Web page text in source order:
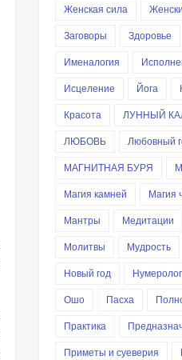
Женская сила
Заговоры
Здоровье
Именалогия
Исцеление
Йога
Красота
ЛУННЫЙ
ЛЮБОВЬ
Любовный
МАГНИТНАЯ БУРЯ
Магия камней
Магия
Мантры
Медитации
Молитвы
Мудрость
Новый год
Ошо
Пасха
Практика
Приметы и суеверия